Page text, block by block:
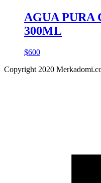
AGUA PURA
300ML
$600
Copyright 2020